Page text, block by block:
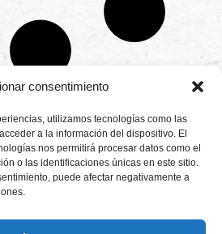
consentimiento
utilizamos tecnologías como las
a la información del dispositivo. El
nos permitirá procesar datos como el
o las identificaciones únicas en este sitio.
puede afectar negativamente a
de
Montemayor s/n
Moguer.
ESPAÑA.
info@cunadeplatero.com
25
Aviso legal
Política de
Canal de denuncias